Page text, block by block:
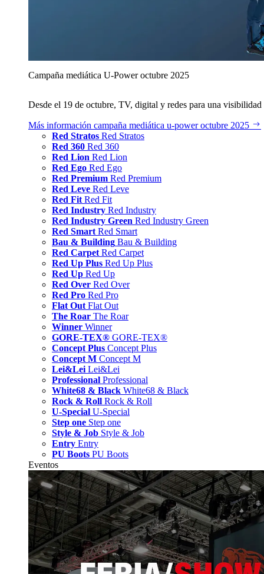
Campaña mediática U‑Power octubre 2025
Desde el 19 de octubre, TV, digital y redes para una
Más información campaña mediática u‑power octubre 2025
Red Stratos Red Stratos
Red 360 Red 360
Red Lion Red Lion
Red Ego Red Ego
Red Premium Red Premium
Red Leve Red Leve
Red Fit Red Fit
Red Industry Red Industry
Red Industry Green Red Industry Green
Red Smart Red Smart
Bau & Building Bau & Building
Red Carpet Red Carpet
Red Up Plus Red Up Plus
Red Up Red Up
Red Over Red Over
Red Pro Red Pro
Flat Out Flat Out
The Roar The Roar
Winner Winner
GORE-TEX® GORE-TEX®
Concept Plus Concept Plus
Concept M Concept M
Lei&Lei Lei&Lei
Professional Professional
White68 & Black White68 & Black
Rock & Roll Rock & Roll
U-Special U-Special
Step one Step one
Style & Job Style & Job
Entry Entry
PU Boots PU Boots
Eventos